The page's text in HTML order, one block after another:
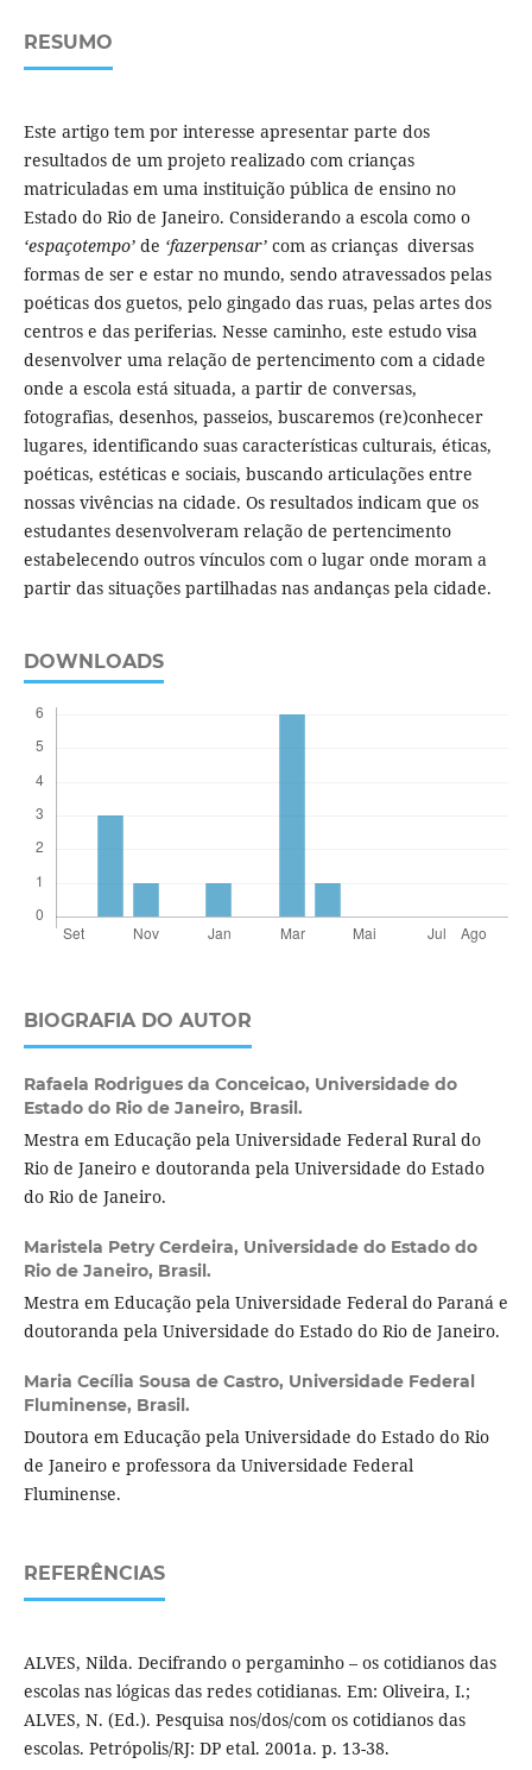
RESUMO
Este artigo tem por interesse apresentar parte dos
resultados de um projeto realizado com crianças
matriculadas em uma instituição pública de ensino no
Estado do Rio de Janeiro. Considerando a escola como o
‘espaçotempo’ de ‘fazerpensar’ com as crianças diversas
formas de ser e estar no mundo, sendo atravessados pelas
poéticas dos guetos, pelo gingado das ruas, pelas artes dos
centros e das periferias. Nesse caminho, este estudo visa
desenvolver uma relação de pertencimento com a cidade
onde a escola está situada, a partir de conversas,
fotografias, desenhos, passeios, buscaremos (re)conhecer
lugares, identificando suas características culturais, éticas,
poéticas, estéticas e sociais, buscando articulações entre
nossas vivências na cidade. Os resultados indicam que os
estudantes desenvolveram relação de pertencimento
estabelecendo outros vínculos com o lugar onde moram a
partir das situações partilhadas nas andanças pela cidade.
DOWNLOADS
BIOGRAFIA DO AUTOR
Rafaela Rodrigues da Conceicao, Universidade do
Estado do Rio de Janeiro, Brasil.
Mestra em Educação pela Universidade Federal Rural do
Rio de Janeiro e doutoranda pela Universidade do Estado
do Rio de Janeiro.
Maristela Petry Cerdeira, Universidade do Estado do
Rio de Janeiro, Brasil.
Mestra em Educação pela Universidade Federal do Paraná e
doutoranda pela Universidade do Estado do Rio de Janeiro.
Maria Cecília Sousa de Castro, Universidade Federal
Fluminense, Brasil.
Doutora em Educação pela Universidade do Estado do Rio
de Janeiro e professora da Universidade Federal
Fluminense.
REFERÊNCIAS
ALVES, Nilda. Decifrando o pergaminho – os cotidianos das
escolas nas lógicas das redes cotidianas. Em: Oliveira, I.;
ALVES, N. (Ed.). Pesquisa nos/dos/com os cotidianos das
escolas. Petrópolis/RJ: DP etal. 2001a. p. 13-38.